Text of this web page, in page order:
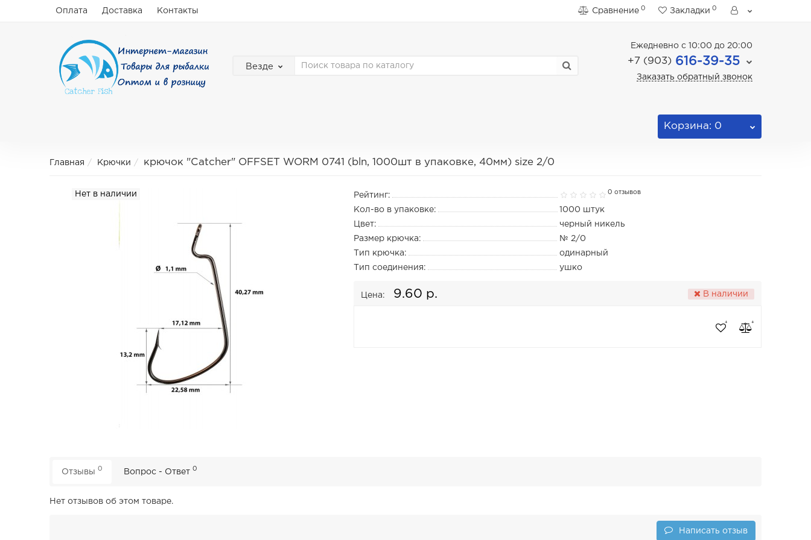
Оплата Доставка Контакты Сравнение 0 Закладки 0
Везде
Ежедневно с 10:00 до 20:00
+7 (903)616-39-35
Заказать обратный звонок
Корзина: 0
Главная Крючки крючок "Catcher" OFFSET WORM 0741 (bln, 1000шт в упаковке, 40мм) size 2/0
Нет в наличии Рейтинг: 0 отзывов
Кол-во в упаковке:
1000 штук
Цвет:
черный никель
Размер крючка:
№ 2/0
Тип крючка:
одинарный
Тип соединения:
ушко
Цена: 9.60 р. В наличии
Отзывы 0 Вопрос - Ответ0
Нет отзывов об этом товаре.
Написать отзыв